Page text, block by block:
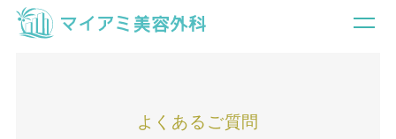
よくあるご質問